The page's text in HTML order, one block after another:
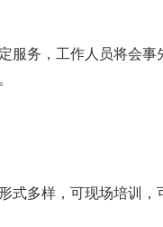
服务，工作人员将会事
式多样，可现场培训，